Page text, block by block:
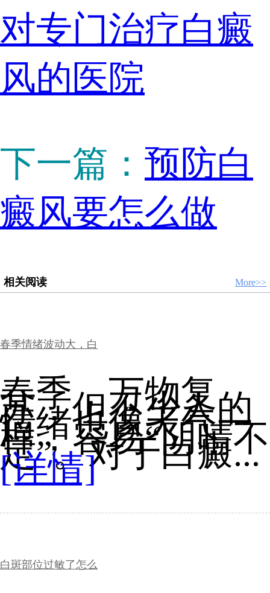
对专门治疗白癜
风的医院
下一篇： 预防白
癜风要怎么做
相关阅读 More>>
春季情绪波动大，白
春季，万物复
苏，但不少人的
情绪也像天气一
样，容易“阴晴不
定”。对于白癜...
[详情]
白斑部位过敏了怎么